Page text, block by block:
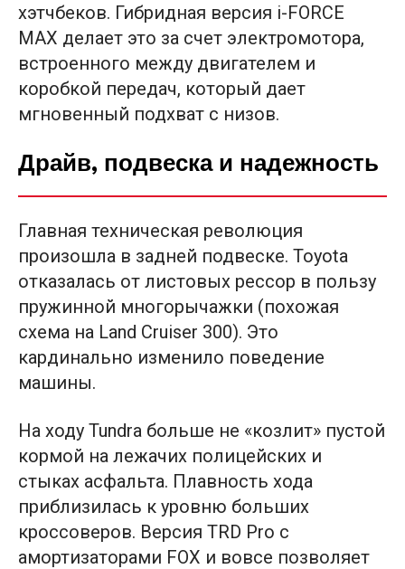
хэтчбеков. Гибридная версия i-FORCE
MAX делает это за счет электромотора,
встроенного между двигателем и
коробкой передач, который дает
мгновенный подхват с низов.
Драйв, подвеска и надежность
Главная техническая революция
произошла в задней подвеске. Toyota
отказалась от листовых рессор в пользу
пружинной многорычажки (похожая
схема на Land Cruiser 300). Это
кардинально изменило поведение
машины.
На ходу Tundra больше не «козлит» пустой
кормой на лежачих полицейских и
стыках асфальта. Плавность хода
приблизилась к уровню больших
кроссоверов. Версия TRD Pro с
амортизаторами FOX и вовсе позволяет